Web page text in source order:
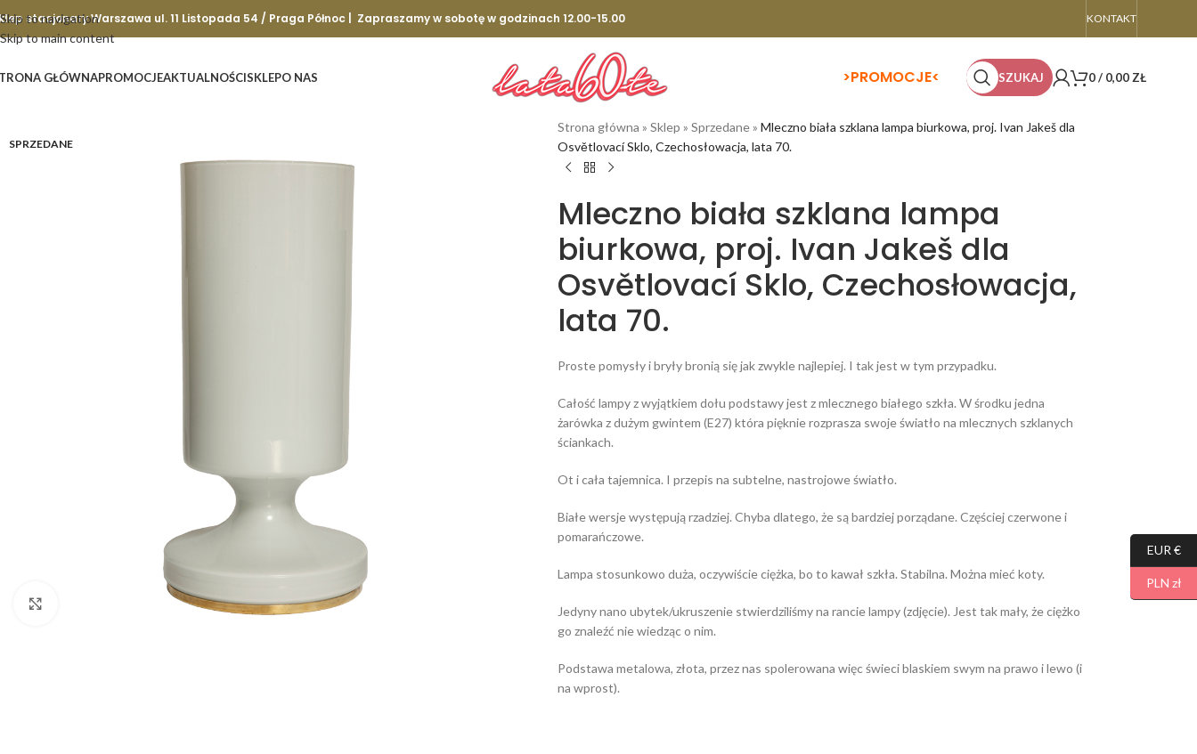
Skip to navigation
Skip to main content
stacjonary Warszawa ul. 11 Listopada 54 / Praga Północ | Zapraszamy w sobotę w godzinach 12.00-15.00 KONTAKT
GŁÓWNAPROMOCJEAKTUALNOŚCISKLEPO NAS >PROMOCJE< SZUKAJ 0/ 0,00 ZŁ
SPRZEDANE
Strona główna » Sklep » Sprzedane» Mleczno biała szklana lampa biurkowa, proj. Ivan Jakeš dla
Osvětlovací Sklo, Czechosłowacja, lata 70.
Mleczno biała szklana lampa
biurkowa, proj. Ivan Jakeš dla
Osvětlovací Sklo, Czechosłowacja,
lata 70.
Proste pomysły i bryły bronią się jak zwykle najlepiej. I tak jest w tym przypadku.
Całość lampy z wyjątkiem dołu podstawy jest z mlecznego białego szkła. W środku jedna
żarówka z dużym gwintem (E27) która pięknie rozprasza swoje światło na mlecznych szklanych
ściankach.
Ot i cała tajemnica. I przepis na subtelne, nastrojowe światło.
Białe wersje występują rzadziej. Chyba dlatego, że są bardziej porządane. Częściej czerwone i
pomarańczowe.
Lampa stosunkowo duża, oczywiście ciężka, bo to kawał szkła. Stabilna. Można mieć koty.
Jedyny nano ubytek/ukruszenie stwierdziliśmy na rancie lampy (zdjęcie). Jest tak mały, że ciężko
go znaleźć nie wiedząc o nim.
Podstawa metalowa, złota, przez nas spolerowana więc świeci blaskiem swym na prawo i lewo (i
na wprost).
EUR €
PLN zł